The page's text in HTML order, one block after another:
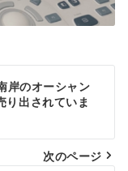
岸のオーシャン
り出されていま
次のページ